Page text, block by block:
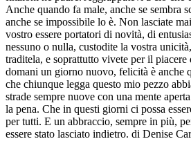
Anche quando fa male, anche se sembra
anche se impossibile lo è. Non lasciate
vostro essere portatori di novità, di
nessuno o nulla, custodite la vostra
traditela, e soprattutto vivete per il
domani un giorno nuovo, felicità è anche
che chiunque legga questo mio pezzo
strade sempre nuove con una mente
la pena. Che in questi giorni ci possa
per tutti. E un abbraccio, sempre in più,
essere stato lasciato indietro. di Denise